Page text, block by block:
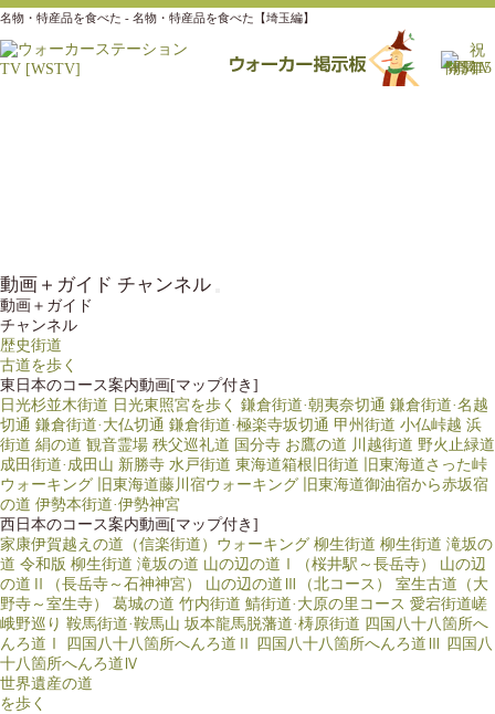
名物・特産品を食べた - 名物・特産品を食べた【埼玉編】
動画＋ガイド チャンネル
動画＋ガイド
チャンネル
歴史街道
古道を歩く
東日本のコース案内動画[マップ付き]
日光杉並木街道 日光東照宮を歩く 鎌倉街道·朝夷奈切通 鎌倉街道·名越
切通 鎌倉街道·大仏切通 鎌倉街道·極楽寺坂切通 甲州街道 小仏峠越 浜
街道 絹の道 観音霊場 秩父巡礼道 国分寺 お鷹の道 川越街道 野火止緑道
成田街道·成田山 新勝寺 水戸街道 東海道箱根旧街道
旧東海道さった峠
ウォーキング
旧東海道藤川宿ウォーキング
旧東海道御油宿から赤坂宿
の道 伊勢本街道·伊勢神宮
西日本のコース案内動画[マップ付き]
家康伊賀越えの道（信楽街道）ウォーキング 柳生街道 柳生街道 滝坂の
道 令和版 柳生街道 滝坂の道 山の辺の道Ⅰ（桜井駅～長岳寺）
山の辺
の道Ⅱ（長岳寺～石神神宮）
山の辺の道Ⅲ（北コース）
室生古道（大
野寺～室生寺）
葛城の道 竹内街道 鯖街道·大原の里コース 愛宕街道嵯
峨野巡り 鞍馬街道·鞍馬山 坂本龍馬脱藩道·梼原街道 四国八十八箇所へ
んろ道Ⅰ
四国八十八箇所へんろ道Ⅱ 四国八十八箇所へんろ道Ⅲ
四国八
十八箇所へんろ道Ⅳ
世界遺産の道
を歩く